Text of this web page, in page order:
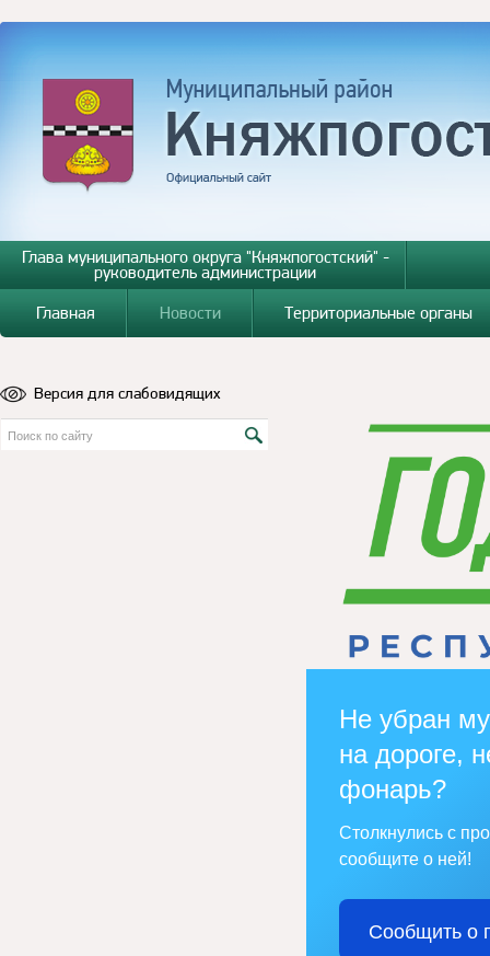
Глава муниципального округа "Княжпогостский" -
руководитель администрации
Главная
Новости Территориальные органы
Версия для слабовидящих
Не убран
на дороге,
фонарь?
Столкнулись с
сообщите о ней!
Сообщить о